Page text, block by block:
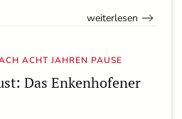
weiterlesen
ACHT JAHREN PAUSE
Das Enkenhofener